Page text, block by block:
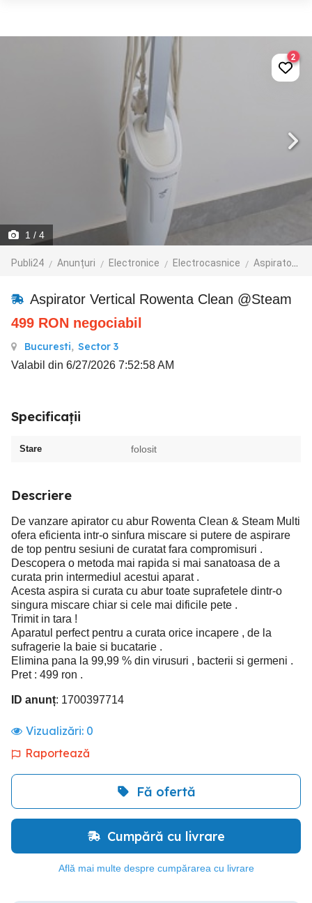
1 / 4
Publi24 Anunțuri Electronice Electrocasnice Aspiratoare
2
Aspirator Vertical Rowenta Clean @Steam
499 RON negociabil
Bucuresti, Sector 3
Valabil din 6/27/2026 7:52:58 AM
Specificații
Stare folosit
Descriere
De vanzare apirator cu abur Rowenta Clean & Steam Multi
ofera eficienta intr-o sinfura miscare si putere de aspirare
de top pentru sesiuni de curatat fara compromisuri .
Descopera o metoda mai rapida si mai sanatoasa de a
curata prin intermediul acestui aparat .
Acesta aspira si curata cu abur toate suprafetele dintr-o
singura miscare chiar si cele mai dificile pete .
Trimit in tara !
Aparatul perfect pentru a curata orice incapere , de la
sufragerie la baie si bucatarie .
Elimina pana la 99,99 % din virusuri , bacterii si germeni .
Pret : 499 ron .
ID anunț: 1700397714
Vizualizări: 0
Raportează
Fă ofertă
Cumpără cu livrare
Află mai multe despre cumpărarea cu livrare